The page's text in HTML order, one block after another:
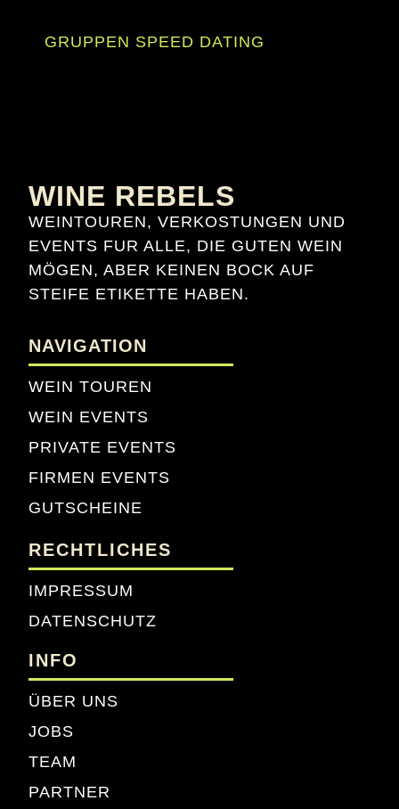
GRUPPEN SPEED DATING
WINE REBELS
WEINTOUREN, VERKOSTUNGEN UND
EVENTS FUR ALLE, DIE GUTEN WEIN
MÖGEN, ABER KEINEN BOCK AUF
STEIFE ETIKETTE HABEN.
NAVIGATION
WEIN TOUREN
WEIN EVENTS
PRIVATE EVENTS
FIRMEN EVENTS
GUTSCHEINE
RECHTLICHES
IMPRESSUM
DATENSCHUTZ
INFO
ÜBER UNS
JOBS
TEAM
PARTNER